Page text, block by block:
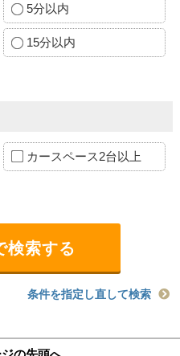
5分以内
15分以内
カースペース2台以上
条件を指定し直して検索